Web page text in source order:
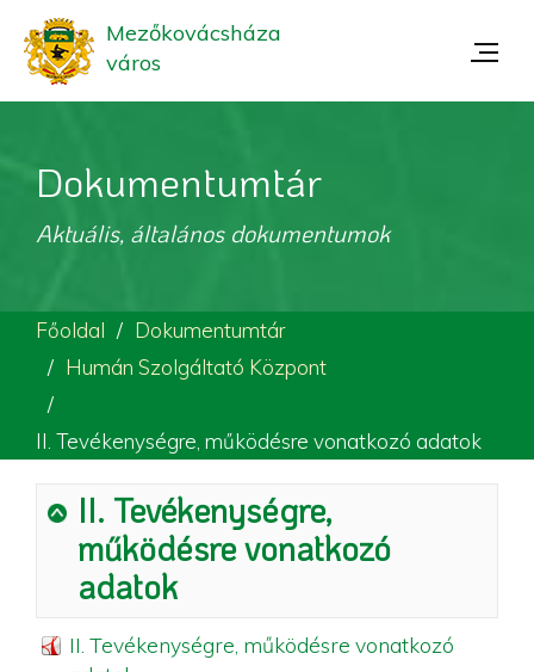
Mezőkovácsháza
város
Dokumentumtár
Aktuális, általános dokumentumok
Főoldal
Dokumentumtár
Humán Szolgáltató Központ
II. Tevékenységre, működésre vonatkozó adatok
II. Tevékenységre,
működésre vonatkozó
adatok
II. Tevékenységre, működésre vonatkozó